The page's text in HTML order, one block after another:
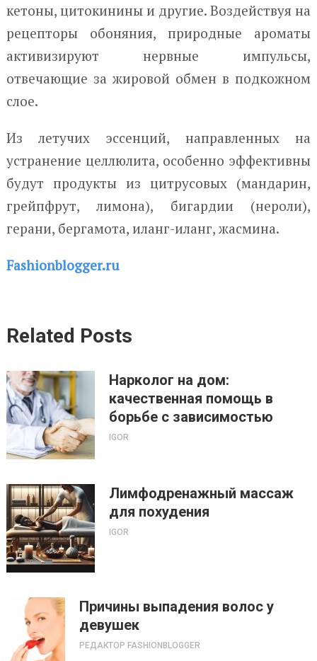
кетоны, цитокинины и другие. Воздействуя на
рецепторы обоняния, природные ароматы
активизируют нервные импульсы,
отвечающие за жировой обмен в подкожном
слое.
Из летучих эссенций, направленных на
устранение целлюлита, особенно эффективны
будут продукты из цитрусовых (мандарин,
грейпфрут, лимона), бигардии (нероли),
герани, бергамота, иланг-иланг, жасмина.
Fashionblogger.ru
Related Posts
Нарколог на дом:
качественная помощь в
борьбе с зависимостью
IGOR
Лимфодренажный массаж
для похудения
IGOR
Причины выпадения волос у
девушек
РЕДАКТОР FASHIONBLOGGER